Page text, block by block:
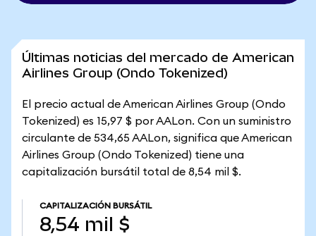
Últimas noticias del mercado de American
Airlines Group (Ondo Tokenized)
El precio actual de American Airlines Group (Ondo
Tokenized) es 15,97 $ por AALon. Con un suministro
circulante de 534,65 AALon, significa que American
Airlines Group (Ondo Tokenized) tiene una
capitalización bursátil total de 8,54 mil $.
CAPITALIZACIÓN BURSÁTIL
8,54 mil $